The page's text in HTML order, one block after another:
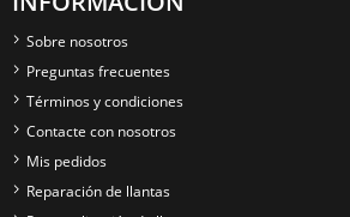
Sobre nosotros
Preguntas frecuentes
Términos y condiciones
Contacte con nosotros
Mis pedidos
Reparación de llantas